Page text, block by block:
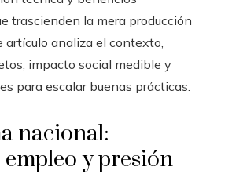
trascienden la mera producción
artículo analiza el contexto,
impacto social medible y
para escalar buenas prácticas.
nacional:
y presión